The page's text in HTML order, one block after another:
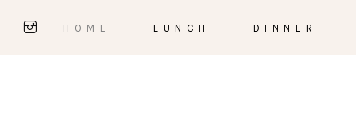
HOME LUNCH DINNER